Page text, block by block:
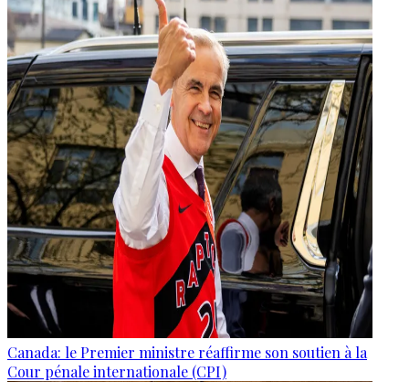
Canada: le Premier ministre réaffirme son soutien à la
Cour pénale internationale (CPI)